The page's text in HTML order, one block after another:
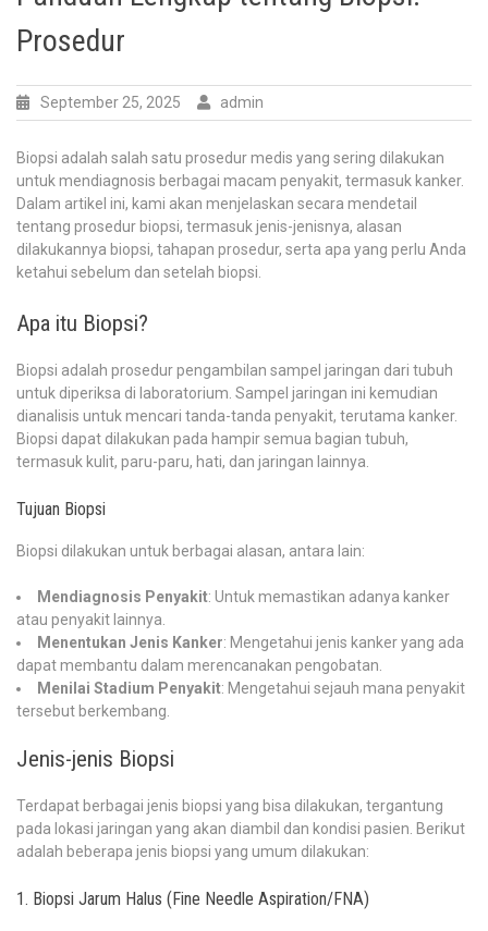
Prosedur
September 25, 2025 admin
Biopsi adalah salah satu prosedur medis yang sering dilakukan
untuk mendiagnosis berbagai macam penyakit, termasuk kanker.
Dalam artikel ini, kami akan menjelaskan secara mendetail
tentang prosedur biopsi, termasuk jenis-jenisnya, alasan
dilakukannya biopsi, tahapan prosedur, serta apa yang perlu Anda
ketahui sebelum dan setelah biopsi.
Apa itu Biopsi?
Biopsi adalah prosedur pengambilan sampel jaringan dari tubuh
untuk diperiksa di laboratorium. Sampel jaringan ini kemudian
dianalisis untuk mencari tanda-tanda penyakit, terutama kanker.
Biopsi dapat dilakukan pada hampir semua bagian tubuh,
termasuk kulit, paru-paru, hati, dan jaringan lainnya.
Tujuan Biopsi
Biopsi dilakukan untuk berbagai alasan, antara lain:
Mendiagnosis Penyakit: Untuk memastikan adanya kanker
atau penyakit lainnya.
Menentukan Jenis Kanker: Mengetahui jenis kanker yang ada
dapat membantu dalam merencanakan pengobatan.
Menilai Stadium Penyakit: Mengetahui sejauh mana penyakit
tersebut berkembang.
Jenis-jenis Biopsi
Terdapat berbagai jenis biopsi yang bisa dilakukan, tergantung
pada lokasi jaringan yang akan diambil dan kondisi pasien. Berikut
adalah beberapa jenis biopsi yang umum dilakukan:
1. Biopsi Jarum Halus (Fine Needle Aspiration/FNA)